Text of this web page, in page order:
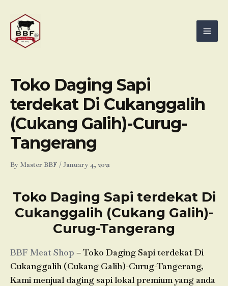
content
Toko Daging Sapi
terdekat Di Cukanggalih
(Cukang Galih)-Curug-
Tangerang
By Master BBF /January 4, 2021
Toko Daging Sapi terdekat Di
Cukanggalih (Cukang Galih)-
Curug-Tangerang
BBF Meat Shop – Toko Daging Sapi terdekat Di
Cukanggalih (Cukang Galih)-Curug-Tangerang,
Kami menjual daging sapi lokal premium yang anda